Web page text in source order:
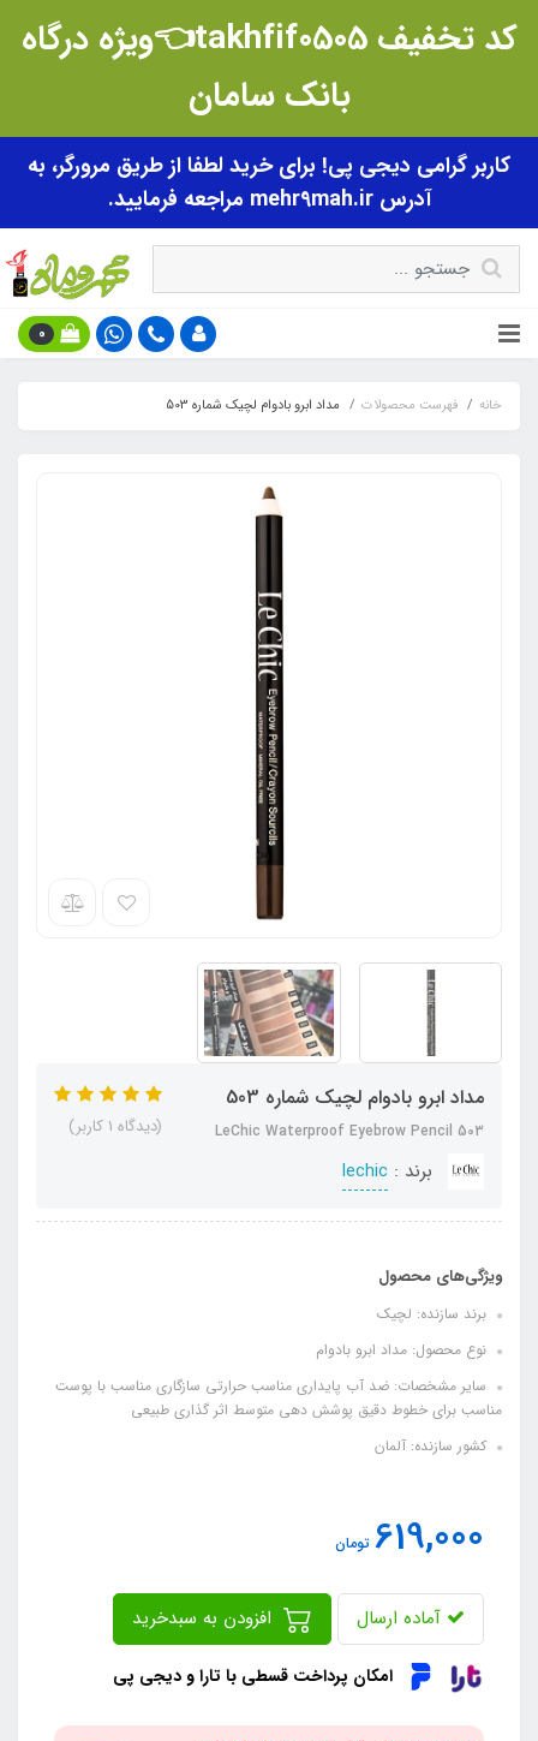
کد تخفیف takhfif0505👈ویژه درگاه
بانک سامان
کاربر گرامی دیجی پی! برای خرید لطفا از طریق مرورگر، به
آدرس mehr9mah.ir مراجعه فرمایید.
0
خانه فهرست محصولات مداد ابرو بادوام لچیک شماره 503
مداد ابرو بادوام لچیک شماره 503
LeChic Waterproof Eyebrow Pencil 503
برند : lechic
(دیدگاه 1 کاربر)
ویژگی‌های محصول
برند سازنده: لچیک
نوع محصول: مداد ابرو بادوام
سایر مشخصات: ضد آب پایداری مناسب حرارتی سازگاری مناسب با پوست
مناسب برای خطوط دقیق پوشش دهی متوسط اثر گذاری طبیعی
کشور سازنده: آلمان
619,000 تومان
آماده ارسال
امکان پرداخت قسطی با تارا و دیجی پی